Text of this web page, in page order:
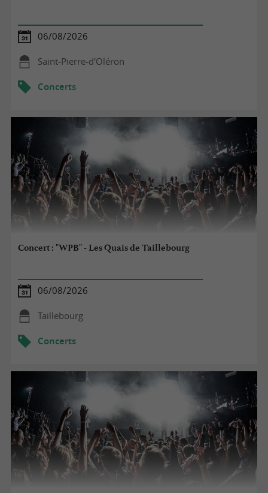
06/08/2026
Saint-Pierre-d'Oléron
Concerts
Concert : "WPB" - Les Quais de Taillebourg
06/08/2026
Taillebourg
Concerts